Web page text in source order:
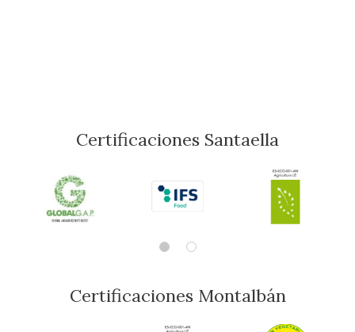
Certificaciones Santaella
Certificaciones Montalbán